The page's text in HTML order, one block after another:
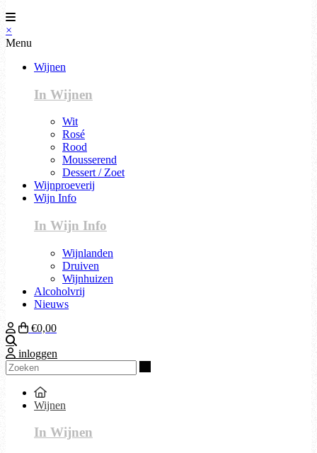
×
Menu
Wijnen
In Wijnen
Wit
Rosé
Rood
Mousserend
Dessert / Zoet
Wijnproeverij
Wijn Info
In Wijn Info
Wijnlanden
Druiven
Wijnhuizen
Alcoholvrij
Nieuws
€0,00
inloggen
Wijnen
In Wijnen